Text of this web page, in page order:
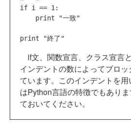
if i == 1:
print
"一致"
print "終了"
if文、関数宣言、クラス宣言
インデントの数によってブロ
ています。このインデントを
はPython言語の特徴でもあり
ておいてください。